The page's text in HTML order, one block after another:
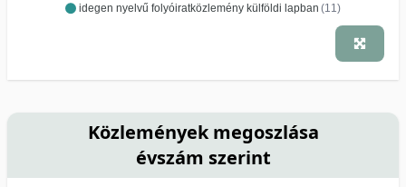
idegen nyelvű folyóiratközlemény külföldi lapban (11)
Közlemények megoszlása
évszám szerint